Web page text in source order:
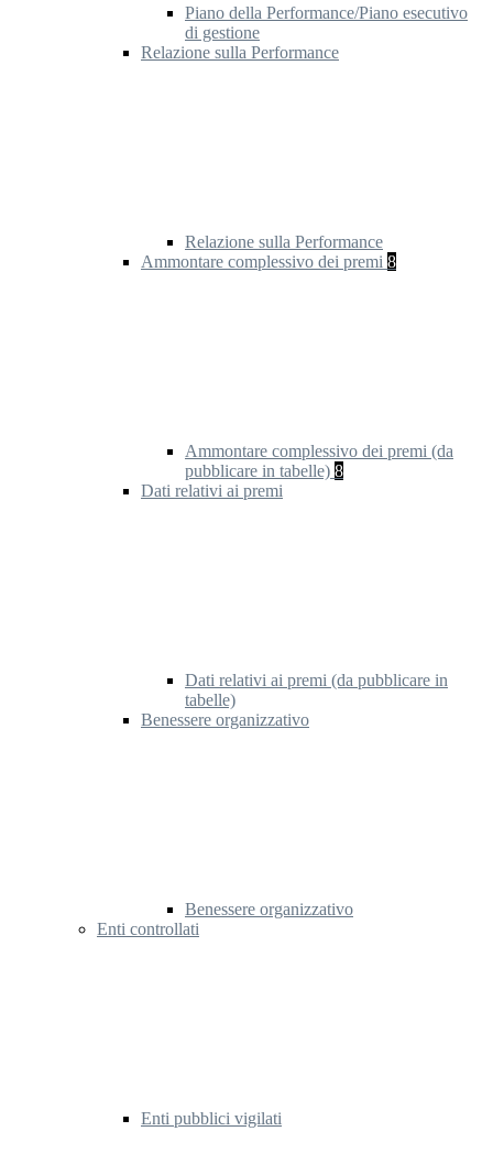
Piano della Performance/Piano esecutivo
di gestione
Relazione sulla Performance
Relazione sulla Performance
Ammontare complessivo dei premi 8
Ammontare complessivo dei premi (da
pubblicare in tabelle) 8
Dati relativi ai premi
Dati relativi ai premi (da pubblicare in
tabelle)
Benessere organizzativo
Benessere organizzativo
Enti controllati
Enti pubblici vigilati